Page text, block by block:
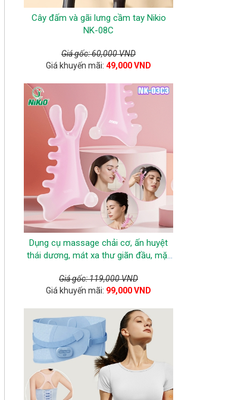
Cây đấm và gãi lưng cầm tay Nikio
NK-08C
Giá gốc: 60,000 VND
Giá khuyến mãi: 49,000 VND
Dụng cụ massage chải cơ, ấn huyệt
thái dương, mát xa thư giãn đầu, mặt
Giá gốc: 119,000 VND
Giá khuyến mãi: 99,000 VND